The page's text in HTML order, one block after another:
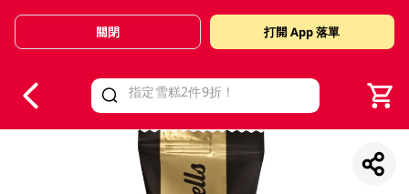
Valid Until 30 June 2026
關閉 打開 App 落單